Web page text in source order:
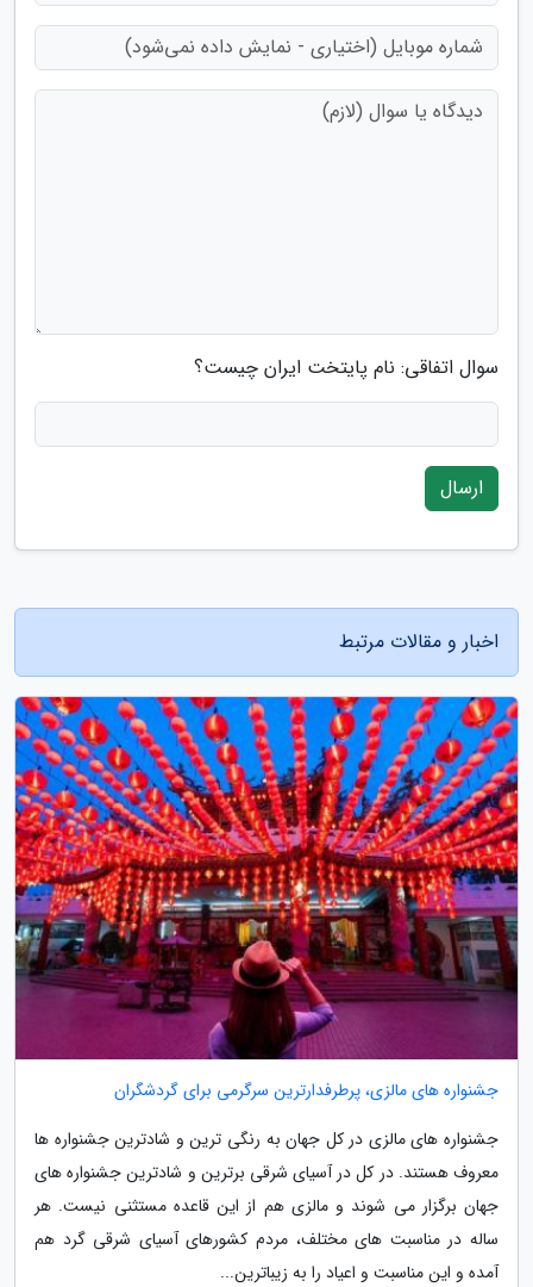
سوال اتفاقی: نام پایتخت ایران چیست؟
ارسال
اخبار و مقالات مرتبط
جشنواره های مالزی، پرطرفدارترین سرگرمی برای گردشگران
جشنواره های مالزی در کل جهان به رنگی ترین و شادترین جشنواره ها
معروف هستند. در کل در آسیای شرقی برترین و شادترین جشنواره های
جهان برگزار می شوند و مالزی هم از این قاعده مستثنی نیست. هر
ساله در مناسبت های مختلف، مردم کشورهای آسیای شرقی گرد هم
آمده و این مناسبت و اعیاد را به زیباترین...